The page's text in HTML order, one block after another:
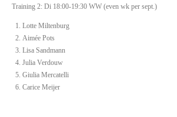
Training 2: Di 18:00-19:30 WW (even wk per sept.)
Lotte Miltenburg
Aimée Pots
Lisa Sandmann
Julia Verdouw
Giulia Mercatelli
Carice Meijer